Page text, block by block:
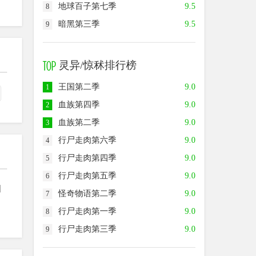
9.5
8
地球百子第七季
9.5
9 暗黑第三季
灵异/惊秫排行榜
9.0
1
王国第二季
9.0
2
血族第四季
9.0
3
血族第二季
9.0
4
行尸走肉第六季
9.0
5
行尸走肉第四季
9.0
6
行尸走肉第五季
9.0
7
怪奇物语第二季
9.0
8
行尸走肉第一季
9.0
9 行尸走肉第三季